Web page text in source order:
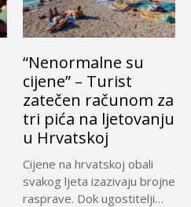
“Nenormalne su
cijene” – Turist
zatečen računom za
tri pića na ljetovanju
u Hrvatskoj
Cijene na hrvatskoj obali
svakog ljeta izazivaju brojne
rasprave. Dok ugostitelji